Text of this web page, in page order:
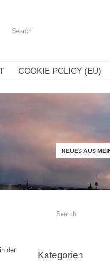
COOKIE POLICY (EU)
NEUES AUS
der
Kategorien